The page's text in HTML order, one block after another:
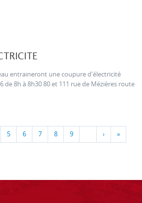
entraineront une coupure d'électricité
de 8h à 8h30 80 et 111 rue de Mézières route
5 6 7 8 9 … › »